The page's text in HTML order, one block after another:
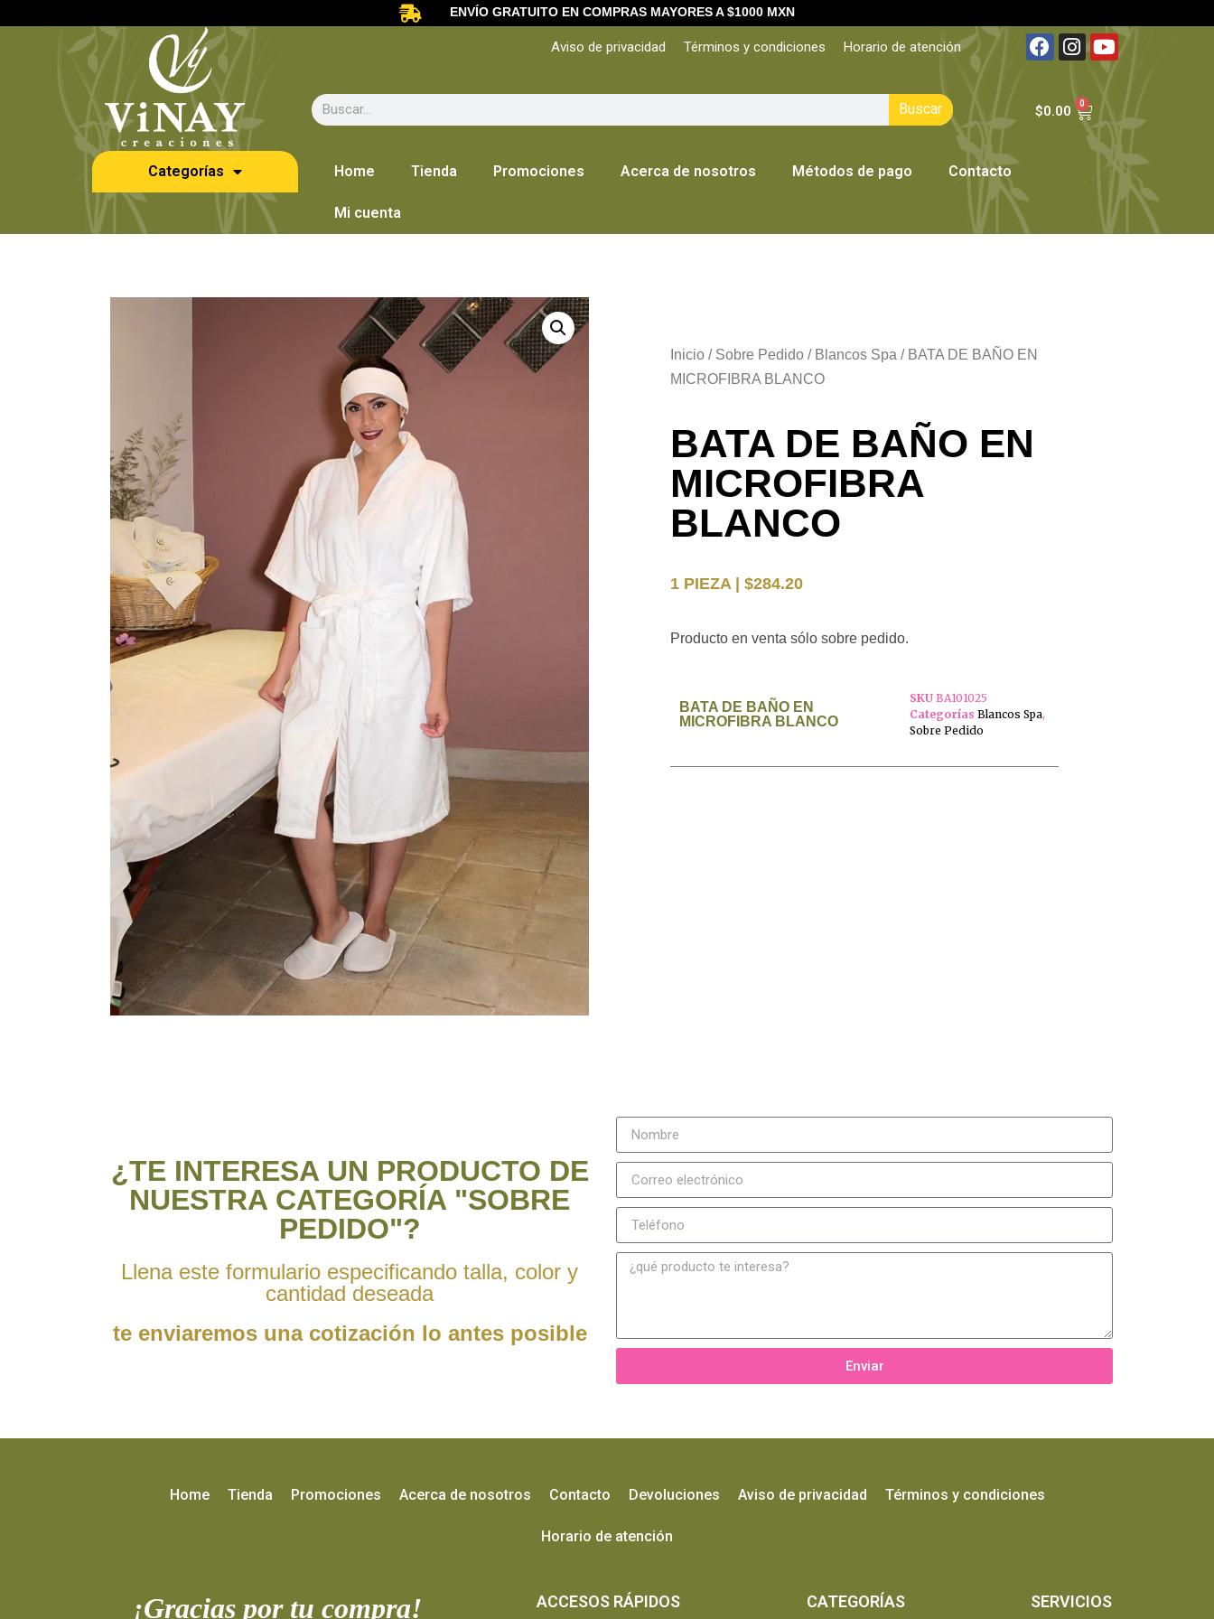
ENVÍO GRATUITO EN COMPRAS MAYORES A $1000 MXN
Aviso de privacidad Términos y condiciones Horario de atención
Buscar $0.00 0
Categorías Home Tienda Promociones Acerca de nosotros Métodos de pago Contacto
Mi cuenta
Inicio / Sobre Pedido / Blancos Spa / BATA DE BAÑO EN
MICROFIBRA BLANCO
BATA DE BAÑO EN
MICROFIBRA
BLANCO
1 PIEZA | $284.20
Producto en venta sólo sobre pedido.
BATA DE BAÑO EN
MICROFIBRA BLANCO
SKU BA101025
Categorías Blancos Spa,
Sobre Pedido
¿TE INTERESA UN PRODUCTO DE
NUESTRA CATEGORÍA "SOBRE
PEDIDO"?
Llena este formulario especificando talla, color y
cantidad deseada
te enviaremos una cotización lo antes posible
Enviar
Home Tienda Promociones Acerca de nosotros Contacto Devoluciones Aviso de privacidad Términos y condiciones
Horario de atención
¡Gracias por tu compra! ACCESOS RÁPIDOS CATEGORÍAS SERVICIOS